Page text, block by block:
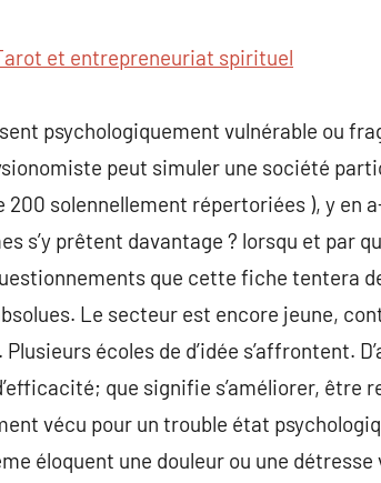
et entrepreneuriat spirituel
psychologiquement vulnérable ou
peut simuler une société
200 solennellement répertoriées ), y en
s’y prêtent davantage ? lorsqu et par
que cette fiche tentera
Le secteur est encore jeune,
écoles de d’idée s’affrontent.
que signifie s’améliorer, être
vécu pour un trouble état
éloquent une douleur ou une